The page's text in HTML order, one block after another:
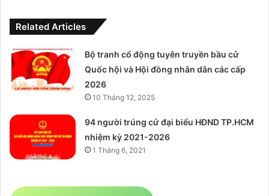
Related Articles
Bộ tranh cổ động tuyên truyền bầu cử
Quốc hội và Hội đồng nhân dân các cấp
2026
10 Tháng 12, 2025
94 người trúng cử đại biểu HĐND TP.HCM
nhiệm kỳ 2021-2026
1 Tháng 6, 2021